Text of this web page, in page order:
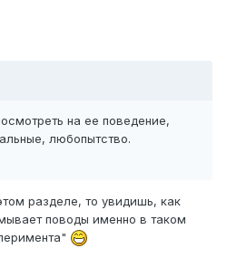
на ее поведение,
любопытство.
разделе, то увидишь, как
поводы именно в таком